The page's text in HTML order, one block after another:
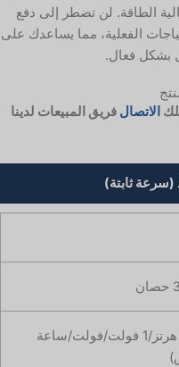
الطاقة. لن تضطر إلى دفع
الفعلية، مما يساعدك على
بشكل فعال.
الاتصال فريق المبيعات لدينا
220 فولت/50 هرتز/1 فولت/فولت/ساعة